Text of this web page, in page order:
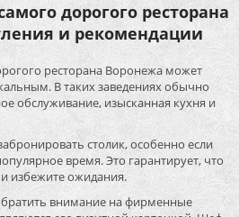
дорогого ресторана
и рекомендации
ресторана Воронежа может
В таких заведениях обычно
обслуживание, изысканная кухня и
столик, особенно если
время. Это гарантирует, что
избежите ожидания.
внимание на фирменные